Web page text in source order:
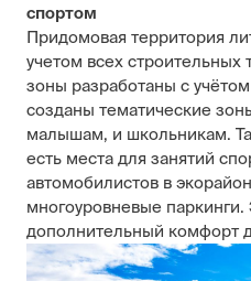
спортом
Придомовая территория
учетом всех строительных
зоны разработаны с
созданы тематические
малышам, и школьникам.
есть места для занятий
автомобилистов в
многоуровневые паркинги.
дополнительный комфорт